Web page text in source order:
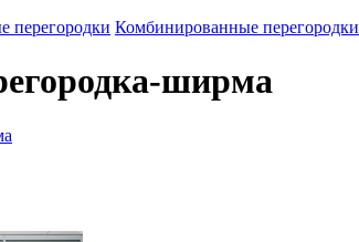
перегородки Комбинированные перегородки
ширма